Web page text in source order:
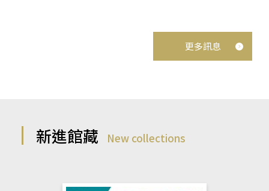
更多訊息
新進館藏 New collections